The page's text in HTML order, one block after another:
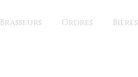
Brasseurs Ordres Bières